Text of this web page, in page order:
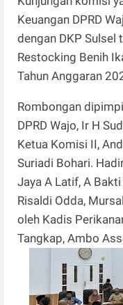
Keuangan DPRD
dengan DKP
Restocking Benih
Tahun Anggaran
Rombongan
DPRD Wajo, Ir H
Ketua Komisi II,
Suriadi Bohari.
Jaya A Latif, A
Risaldi Odda,
oleh Kadis
Tangkap, Ambo